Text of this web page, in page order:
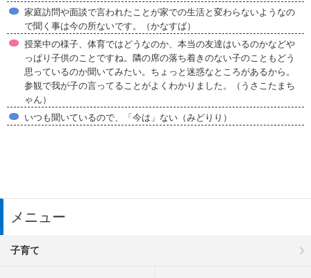
家庭訪問や面談で言われたことが家での生活と変わらないようなの
で聞く事は今の所ないです。（かなすば）
授業中の様子、体育ではどうなのか、本当の友達はいるのかなどや
っぱり子供のことですね。隣の席の落ち着きのない子のこともどう
思っているのか聞いてみたい。ちょっと迷惑なところがあるから。
参観で我が子の言ってることがよくわかりました。（うさこたまち
ゃん）
いつも聞いているので、「今は」ない（みどりり）
メニュー
子育て